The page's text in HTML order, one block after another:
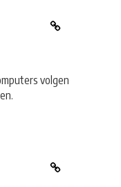
volgen